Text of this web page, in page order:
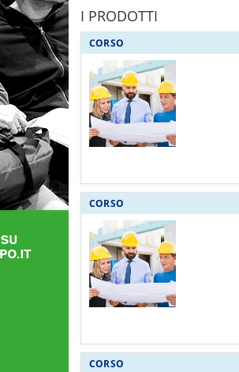
I PRODOTTI
CORSO
CORSO
CORSO